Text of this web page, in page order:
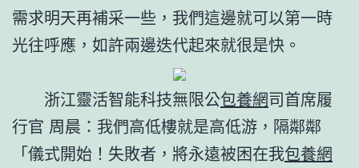
需求明天再補采一些，我們這邊就可以第一時
光往呼應，如許兩邊迭代起來就很是快。
浙江靈活智能科技無限公包養網司首席履
行官 周晨：我們高低樓就是高低游，隔鄰鄰
「儀式開始！失敗者，將永遠被困在我包養網